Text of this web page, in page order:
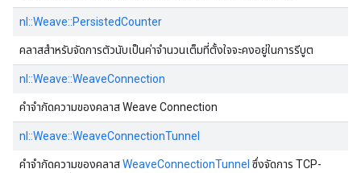
nl::Weave::PersistedCounter
คลาสสําหรับจัดการตัวนับเป็นค่าจํานวนเต็มที่ตั้งใจจะคงอยู่ในการรีบูต
nl::Weave::WeaveConnection
คําจํากัดความของคลาส Weave Connection
nl::Weave::WeaveConnectionTunnel
คําจํากัดความของคลาสWeaveConnectionTunnel ซึ่งจัดการ TCP-